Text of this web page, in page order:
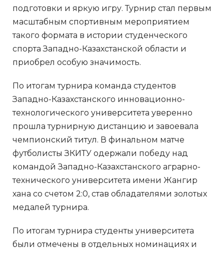
подготовки и яркую игру. Турнир стал первым
масштабным спортивным мероприятием
такого формата в истории студенческого
спорта Западно-Казахстанской области и
приобрел особую значимость.
По итогам турнира команда студентов
Западно-Казахстанского инновационно-
технологического университета уверенно
прошла турнирную дистанцию и завоевала
чемпионский титул. В финальном матче
футболисты ЗКИТУ одержали победу над
командой Западно-Казахстанского аграрно-
технического университета имени Жангир
хана со счетом 2:0, став обладателями золотых
медалей турнира.
По итогам турнира студенты университета
были отмечены в отдельных номинациях и